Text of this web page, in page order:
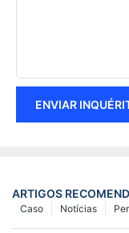
ENVIAR
ARTIGOS
Notícias
Caso